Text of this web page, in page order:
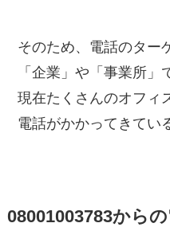
そのため、電話のター
「企業」や「事業所」
現在たくさんのオフィ
電話がかかってきてい
08001003783から